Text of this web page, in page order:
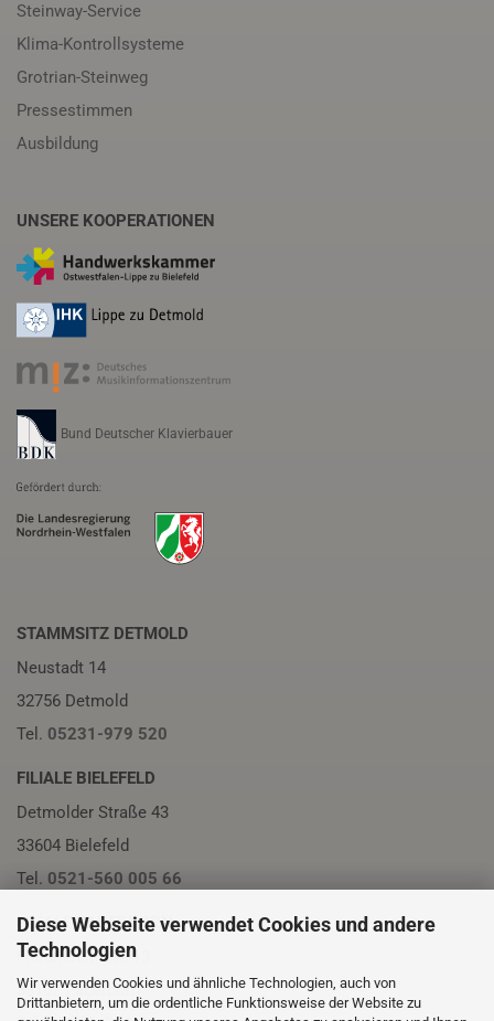
Diese Webseite verwendet Cookies und andere
Technologien
Wir verwenden Cookies und ähnliche Technologien, auch von
Drittanbietern, um die ordentliche Funktionsweise der Website zu
Steinway-Service
Klima-Kontrollsysteme
Grotrian-Steinweg
Pressestimmen
Ausbildung
UNSERE KOOPERATIONEN
Bund Deutscher Klavierbauer
STAMMSITZ DETMOLD
Neustadt 14
32756 Detmold
Tel. 05231-979 520
FILIALE BIELEFELD
Detmolder Straße 43
33604 Bielefeld
Tel. 0521-560 005 66
FILIALE PADERBORN
Friedrichstraße 13
33102 Paderborn